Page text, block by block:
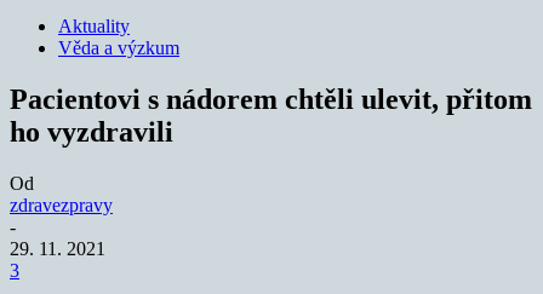
Aktuality
Věda a výzkum
Pacientovi s nádorem chtěli ulevit, přitom
ho vyzdravili
Od
zdravezpravy
-
29. 11. 2021
3